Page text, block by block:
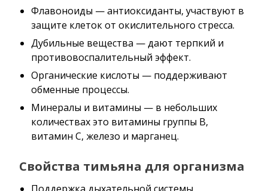
Флавоноиды — антиоксиданты, участвуют в
защите клеток от окислительного стресса.
Дубильные вещества — дают терпкий и
противовоспалительный эффект.
Органические кислоты — поддерживают
обменные процессы.
Минералы и витамины — в небольших
количествах это витамины группы B,
витамин C, железо и марганец.
Свойства тимьяна для организма